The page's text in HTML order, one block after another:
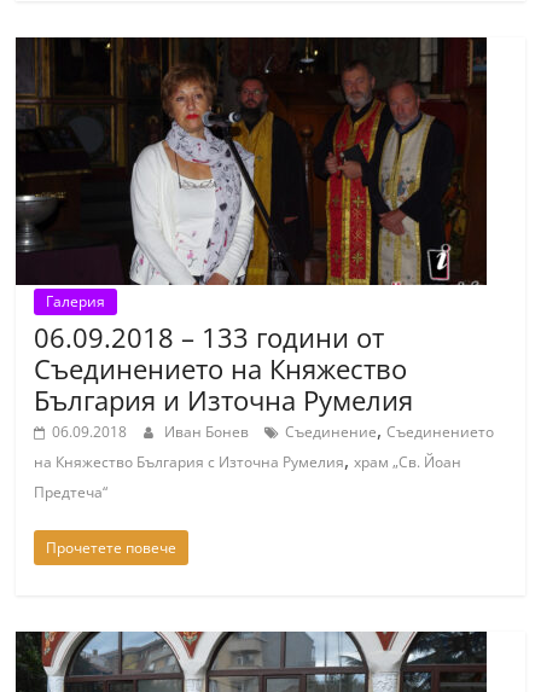
Галерия
06.09.2018 – 133 години от
Съединението на Княжество
България и Източна Румелия
06.09.2018 Иван Бонев Съединение,Съединението
на Княжество България с Източна Румелия,храм „Св. Йоан
Предтеча“
Прочетете повече